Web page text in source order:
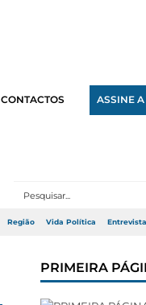
CONTACTOS ASSINE
Região Vida Política
PRIMEIRA